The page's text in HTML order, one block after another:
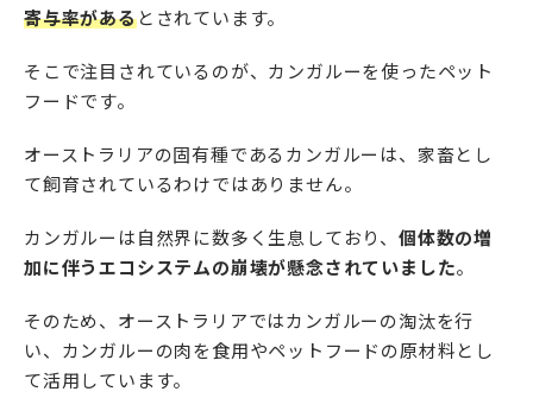
寄与率があるとされています。
そこで注目されているのが、カンガルーを使ったペット
フードです。
オーストラリアの固有種であるカンガルーは、家畜とし
て飼育されているわけではありません。
カンガルーは自然界に数多く生息しており、個体数の増
加に伴うエコシステムの崩壊が懸念されていました。
そのため、オーストラリアではカンガルーの淘汰を行
い、カンガルーの肉を食用やペットフードの原材料とし
て活用しています。